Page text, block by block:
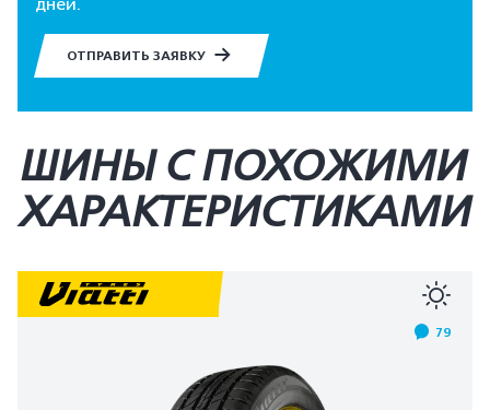
ОТПРАВИТЬ ЗАЯВКУ
ШИНЫ С ПОХОЖИМИ
ХАРАКТЕРИСТИКАМИ
79